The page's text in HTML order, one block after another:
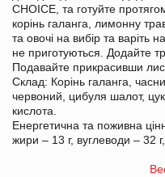
CHOICE, та готуйте
корінь галанга, лимонну
та овочі на вибір та варіть
не приготуються. Додайте
Подавайте прикрасивши
Склад: Корінь галанга,
червоний, цибуля шалот,
кислота.
Енергетична та поживна
жири – 13 г, вуглеводи – 32 г,